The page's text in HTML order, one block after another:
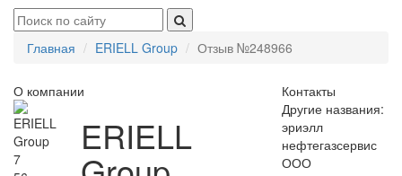
Главная ERIELL Group Отзыв №248966
О компании
7
ERIELL
Контакты
Другие названия:
эриэлл
нефтегазсервис
ООО